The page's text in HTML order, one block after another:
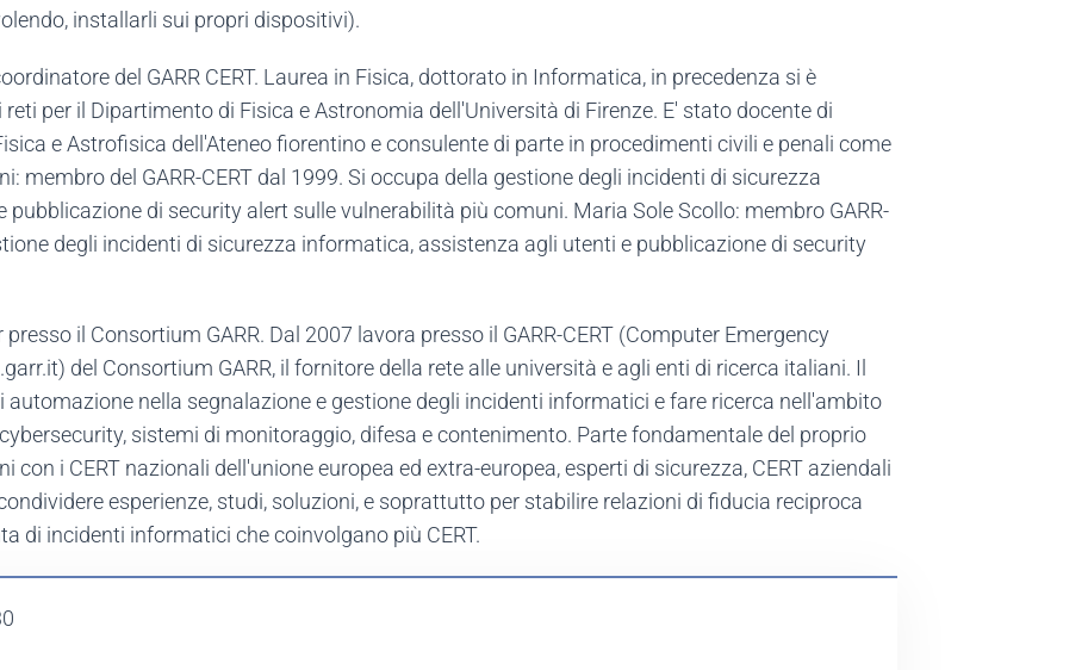
installarli sui propri dispositivi).
del GARR CERT. Laurea in Fisica, dottorato in Informatica, in precedenza si è
per il Dipartimento di Fisica e Astronomia dell'Università di Firenze. E' stato docente di
e Astrofisica dell'Ateneo fiorentino e consulente di parte in procedimenti civili e penali come
membro del GARR-CERT dal 1999. Si occupa della gestione degli incidenti di sicurezza
di security alert sulle vulnerabilità più comuni. Maria Sole Scollo: membro GARR-
degli incidenti di sicurezza informatica, assistenza agli utenti e pubblicazione di security
il Consortium GARR. Dal 2007 lavora presso il GARR-CERT (Computer Emergency
del Consortium GARR, il fornitore della rete alle università e agli enti di ricerca italiani. Il
nella segnalazione e gestione degli incidenti informatici e fare ricerca nell'ambito
sistemi di monitoraggio, difesa e contenimento. Parte fondamentale del proprio
con i CERT nazionali dell'unione europea ed extra-europea, esperti di sicurezza, CERT aziendali
esperienze, studi, soluzioni, e soprattutto per stabilire relazioni di fiducia reciproca
di incidenti informatici che coinvolgano più CERT.